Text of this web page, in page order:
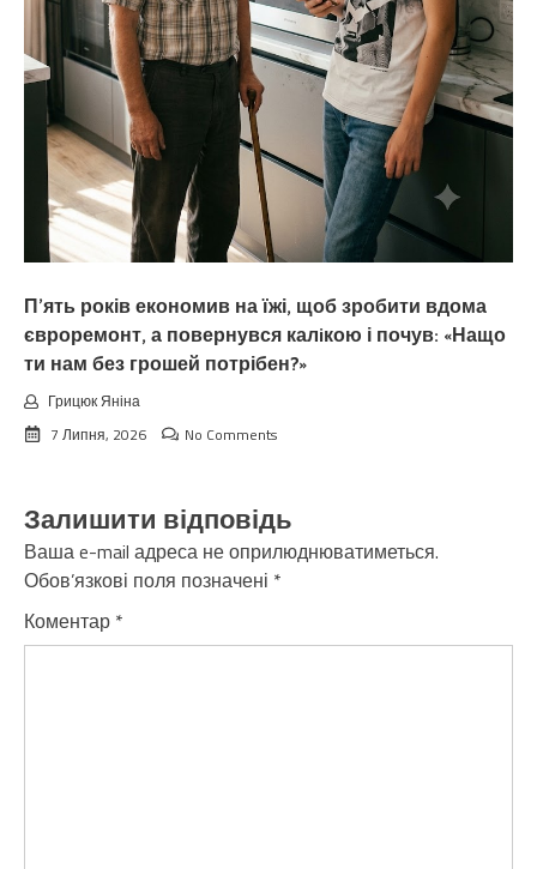
П’ять років економив на їжі, щоб зробити вдома
євроремонт, а повернувся калiкою і почув: «Нащо
ти нам без грошей потрібен?»
Грицюк Яніна
7 Липня, 2026
No Comments
Залишити відповідь
Ваша e-mail адреса не оприлюднюватиметься.
Обов’язкові поля позначені *
Коментар *